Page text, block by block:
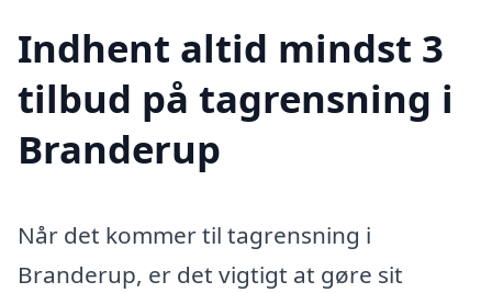
Indhent altid mindst 3
tilbud på tagrensning i
Branderup
Når det kommer til tagrensning i
Branderup, er det vigtigt at gøre sit